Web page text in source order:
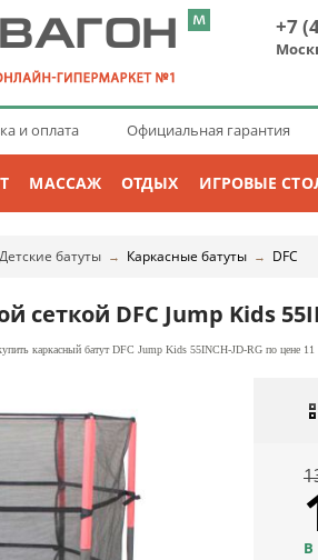
+7
и оплата Официальная гарантия
МАССАЖ ОТДЫХ ИГРОВЫЕ
Детские батуты → Каркасные батуты → DFC
сеткой DFC Jump Kids
каркасный батут DFC Jump Kids 55INCH-JD-RG по цене